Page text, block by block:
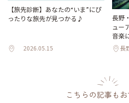
【旅先診断】あなたの“いま”にぴ
ったりな旅先が見つかる♪
2026.05.15
長野
ュー
音楽
長
こちらの記事も